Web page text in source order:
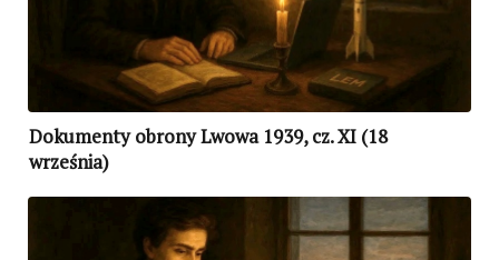
Dokumenty obrony Lwowa 1939, cz. XI (18
września)